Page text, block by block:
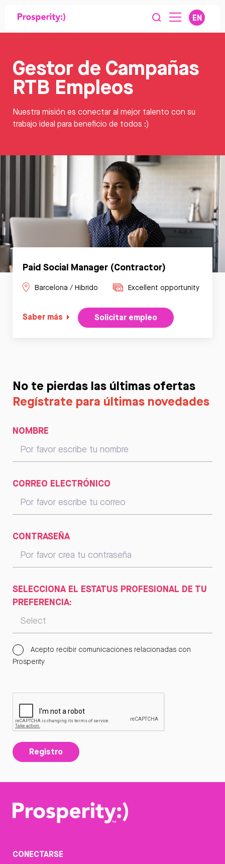
EN
Gestor de Campañas
RTB Empleos
Nuestra misión es conectar al mejor talento con su
trabajo ideal para beneficio de todos :)
Paid Social Manager (Contractor)
Barcelona / Hibrido Excellent opportunity
Saber más Solicitar empleo
No te pierdas las últimas ofertas
Regístrate para últimas novedades
NOMBRE
CORREO ELECTRÓNICO
CONTRASEÑA
SELECCIONA EL ESTATUS PROFESIONAL DE TU
PREFERENCIA:
Acepto recibir comunicaciones relacionadas con
Prosperity
Registro
CONECTARSE